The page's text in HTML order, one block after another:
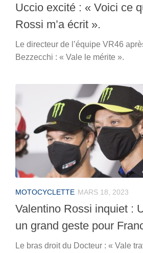
Uccio excité : « Voici ce
Rossi m’a écrit ».
Le directeur de l’équipe VR46
Bezzecchi : « Vale le mérite ».
MOTOCYCLETTE MARS 18, 2023
Valentino Rossi inquiet :
un grand geste pour
Le bras droit du Docteur : « Vale